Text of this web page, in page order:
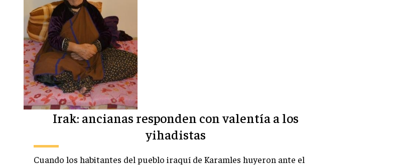
Irak: ancianas responden con valentía a los
yihadistas
Cuando los habitantes del pueblo iraquí de Karamles huyeron ante el